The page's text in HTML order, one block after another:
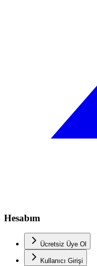
Hesabım
Ücretsiz Üye Ol
Kullanıcı Girişi